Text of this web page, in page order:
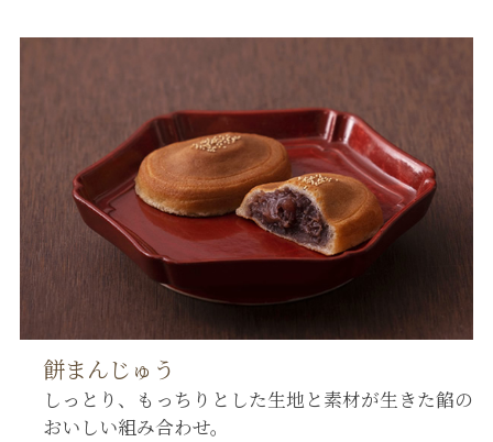
餅まんじゅう
しっとり、もっちりとした生地と素材が生きた餡の
おいしい組み合わせ。